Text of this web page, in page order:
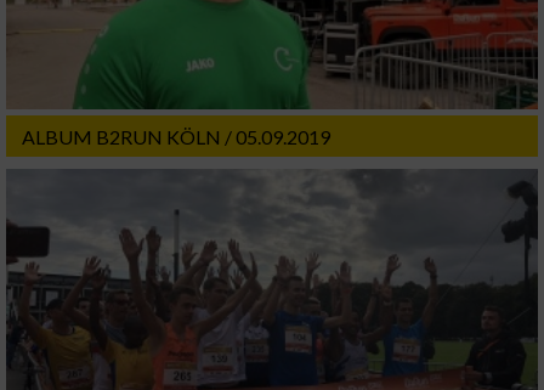
ALBUM B2RUN KÖLN / 05.09.2019